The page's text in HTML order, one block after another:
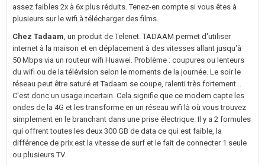
assez faibles 2x à 6x plus réduits. Tenez-en compte si vous êtes à
plusieurs sur le wifi à télécharger des films.
Chez Tadaam, un produit de Telenet. TADAAM permet d'utiliser
internet à la maison et en déplacement à des vitesses allant jusqu'à
50 Mbps via un routeur wifi Huawei. Problème : coupures ou lenteurs
du wifi ou de la télévision selon le moments de la journée. Le soir le
réseau peut être saturé et Tadaam se coupe, ralenti très fortement...
C'est donc un usage incertain. Cela signifie que ce modem capte les
ondes de la 4G et les transforme en un réseau wifi là où vous trouvez
simplement en le branchant dans une prise électrique. Il y a 2 formules
qui offrent toutes les deux 300 GB de data ce qui est faible, la
différence de prix est la vitesse de surf et le fait de connecter 1 seule
ou plusieurs TV.